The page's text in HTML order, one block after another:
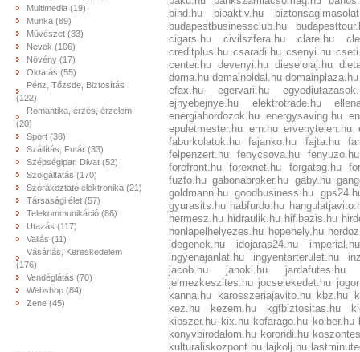
Multimedia (19)
Munka (89)
Művészet (33)
Nevek (106)
Növény (17)
Oktatás (55)
Pénz, Tőzsde, Biztosítás
(122)
Romantika, érzés, érzelem
(20)
Sport (38)
Szállítás, Futár (33)
Szépségipar, Divat (52)
Szolgáltatás (170)
Szórakoztató elektronika (21)
Társasági élet (57)
Telekommunikáció (86)
Utazás (117)
Vallás (11)
Vásárlás, Kereskedelem
(176)
Vendéglátás (70)
Webshop (84)
Zene (45)
bind.hu
bioaktiv.hu
budapestbusinessclub.hu
cigars.hu
civilszfera.hu clare.hu
creditplus.hu csaradi.hu csenyi.hu
center.hu devenyi.hu dieselolaj.hu
doma.hu domainoldal.hu domainplaza.hu
efax.hu
egervari.hu
ejnyebejnye.hu
elektrotrade.hu
energiahordozok.hu energysaving.hu
epuletmester.hu ern.hu ervenytelen.hu
faburkolatok.hu
fajanko.hu fajta.hu
felpenzert.hu
fenycsova.hu
fenyuzo.hu
forefront.hu
forexnet.hu forgatag.hu
fuzfo.hu gabonabroker.hu gaby.hu
goldmann.hu goodbusiness.hu
gyurasits.hu habfurdo.hu
hermesz.hu hidraulik.hu hifibazis.hu
honlapelhelyezes.hu hopehely.hu
idegenek.hu
idojaras24.hu
imperial.hu
ingyenajanlat.hu
ingyentarterulet.hu
jacob.hu
janoki.hu
jardafutes.hu
jelmezkeszites.hu jocselekedet.hu
kanna.hu
karosszeriajavito.hu kbz.hu
kez.hu
kezem.hu kgfbiztositas.hu
kipszer.hu kix.hu kofarago.hu kolber.hu
konyvbirodalom.hu korondi.hu
kulturaliskozpont.hu lajkolj.hu